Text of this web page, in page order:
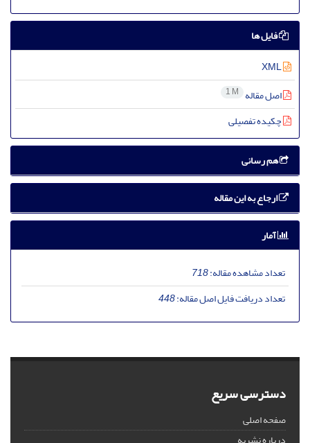
فایل ها
اصل مقاله 1 M
چکیده تفصیلی
هم رسانی
ارجاع به این مقاله
آمار
تعداد مشاهده مقاله:718
تعداد دریافت فایل اصل مقاله:448
دسترسی سریع
صفحه اصلی